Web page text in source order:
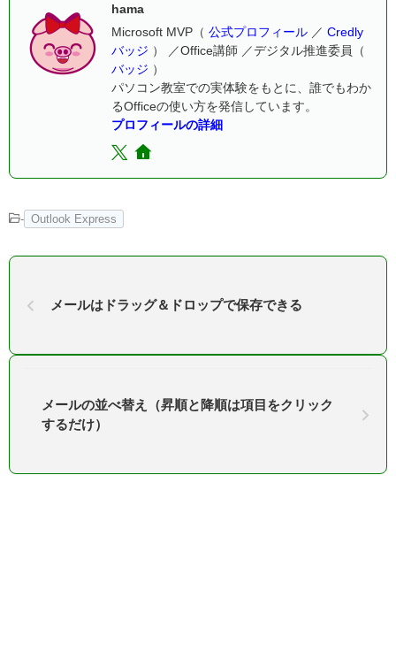
hama
Microsoft MVP（ 公式プロフィール ／ Credly
バッジ ） ／Office講師 ／デジタル推進委員（
バッジ ）
パソコン教室での実体験をもとに、誰でもわか
るOfficeの使い方を発信しています。
プロフィールの詳細
- Outlook Express
メールはドラッグ＆ドロップで保存できる
メールの並べ替え（昇順と降順は項目をクリック
するだけ）